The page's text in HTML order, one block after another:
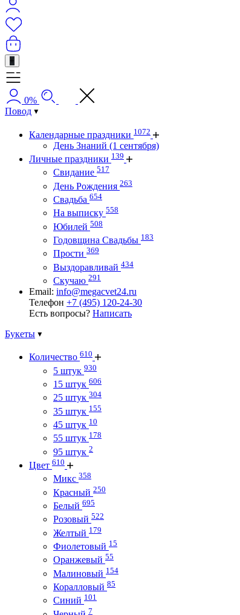
+
0%
Повод
Календарные праздники 1072
День Знаний (1 сентября)
Личные праздники 139
Свидание 517
День Рождения 263
Свадьба 654
На выписку 558
Юбилей 508
Годовщина Свадьбы 183
Прости 369
Выздоравливай 434
Скучаю 291
Email: info@megacvet24.ru
Телефон +7 (495) 120-24-30
Есть вопросы? Написать
Букеты
Количество 610
5 штук 930
15 штук 606
25 штук 304
35 штук 155
45 штук 10
55 штук 178
95 штук 2
Цвет 610
Микс 358
Красный 250
Белый 695
Розовый 522
Желтый 179
Фиолетовый 15
Оранжевый 55
Малиновый 154
Коралловый 85
Синий 101
7